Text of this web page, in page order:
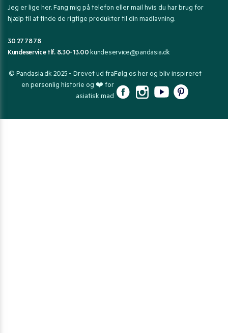
Jeg er lige her. Fang mig på telefon eller mail hvis du har brug for
hjælp til at finde de rigtige produkter til din madlavning.
30 27 78 78
Kundeservice tlf. 8.30-13.00kundeservice@pandasia.dk
© Pandasia.dk 2025 - Drevet ud fra
en personlig historie og ❤️ for
asiatisk mad
Følg os her og bliv inspireret